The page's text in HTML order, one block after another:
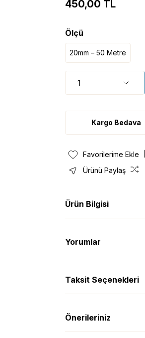
450,00 TL
Ölçü
20mm – 50 Metre
Kargo Bedava
Ürünü Paylaş
Ürün Bilgisi
Yorumlar
Taksit Seçenekleri
Önerileriniz